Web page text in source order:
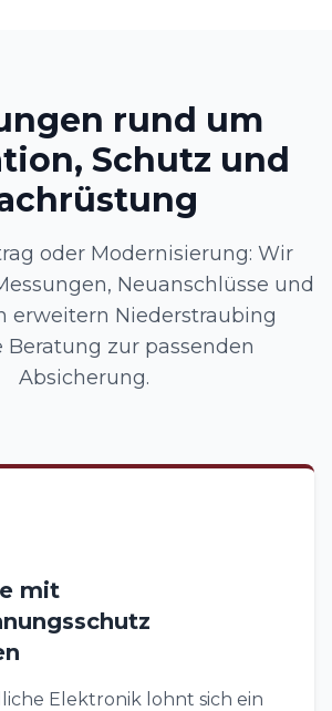
rund um
Schutz und
oder Modernisierung: Wir
Neuanschlüsse und
erweitern Niederstraubing
Beratung zur passenden
Absicherung.
mit
Elektronik lohnt sich ein